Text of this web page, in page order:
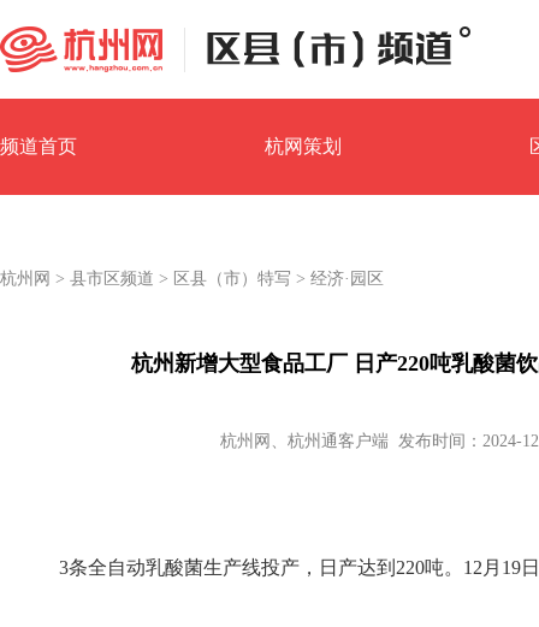
频道首页 杭网策划
杭州网 > 县市区频道 > 区县（市）特写 > 经济·园区
杭州新增大型食品工厂 日产220吨乳酸菌
杭州网、杭州通客户端 发布时间：2024-
3条全自动乳酸菌生产线投产，日产达到220吨。12月19